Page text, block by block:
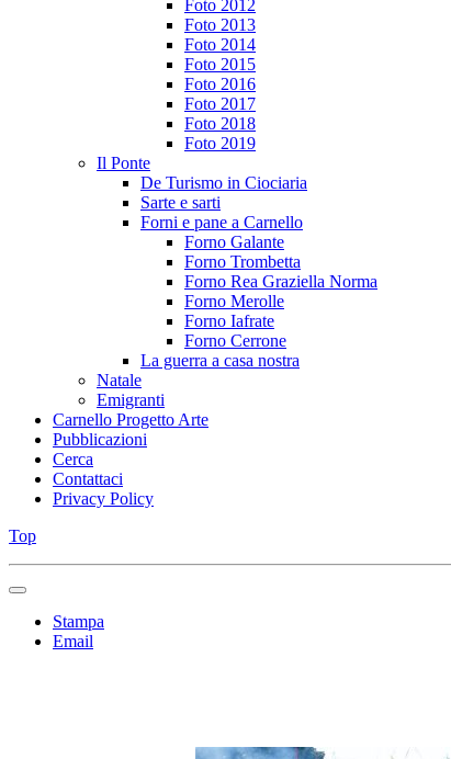
Foto 2012
Foto 2013
Foto 2014
Foto 2015
Foto 2016
Foto 2017
Foto 2018
Foto 2019
Il Ponte
De Turismo in Ciociaria
Sarte e sarti
Forni e pane a Carnello
Forno Galante
Forno Trombetta
Forno Rea Graziella Norma
Forno Merolle
Forno Iafrate
Forno Cerrone
La guerra a casa nostra
Natale
Emigranti
Carnello Progetto Arte
Pubblicazioni
Cerca
Contattaci
Privacy Policy
Top
Stampa
Email